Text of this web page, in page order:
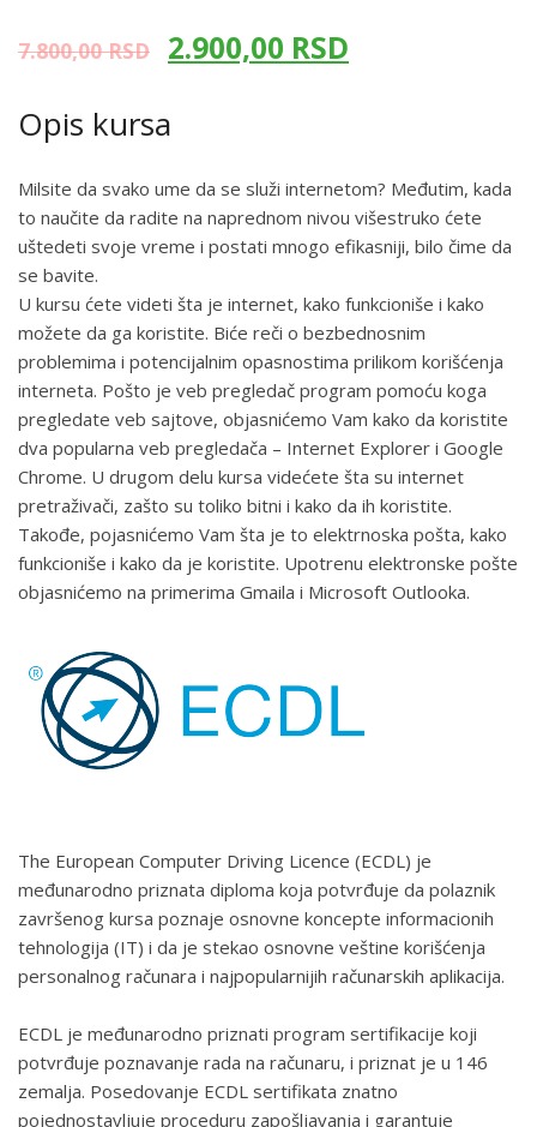
7.800,00RSD 2.900,00 RSD
Opis kursa
Milsite da svako ume da se služi internetom? Međutim, kada
to naučite da radite na naprednom nivou višestruko ćete
uštedeti svoje vreme i postati mnogo efikasniji, bilo čime da
se bavite.
U kursu ćete videti šta je internet, kako funkcioniše i kako
možete da ga koristite. Biće reči o bezbednosnim
problemima i potencijalnim opasnostima prilikom korišćenja
interneta. Pošto je veb pregledač program pomoću koga
pregledate veb sajtove, objasnićemo Vam kako da koristite
dva popularna veb pregledača – Internet Explorer i Google
Chrome. U drugom delu kursa videćete šta su internet
pretraživači, zašto su toliko bitni i kako da ih koristite.
Takođe, pojasnićemo Vam šta je to elektrnoska pošta, kako
funkcioniše i kako da je koristite. Upotrenu elektronske pošte
objasnićemo na primerima Gmaila i Microsoft Outlooka.
The European Computer Driving Licence (ECDL) je
međunarodno priznata diploma koja potvrđuje da polaznik
završenog kursa poznaje osnovne koncepte informacionih
tehnologija (IT) i da je stekao osnovne veštine korišćenja
personalnog računara i najpopularnijih računarskih aplikacija.
ECDL je međunarodno priznati program sertifikacije koji
potvrđuje poznavanje rada na računaru, i priznat je u 146
zemalja. Posedovanje ECDL sertifikata znatno
pojednostavljuje proceduru zapošljavanja i garantuje